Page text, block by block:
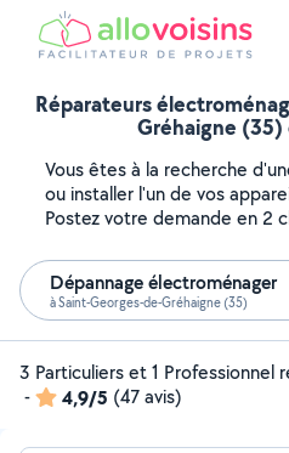
Réparateurs
Gréhaigne
Vous êtes à la recherche
ou installer l'un de vos
Postez votre demande en 2
Dépannage électroménager
à Saint-Georges-de-Gréhaigne (35)
3 Particuliers et 1 Professionnel
-
4,9/5 (47 avis)